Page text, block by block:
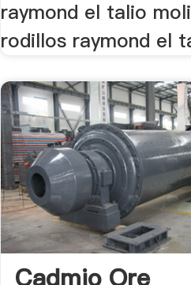
raymond el talio
rodillos raymond el
Cadmio Ore